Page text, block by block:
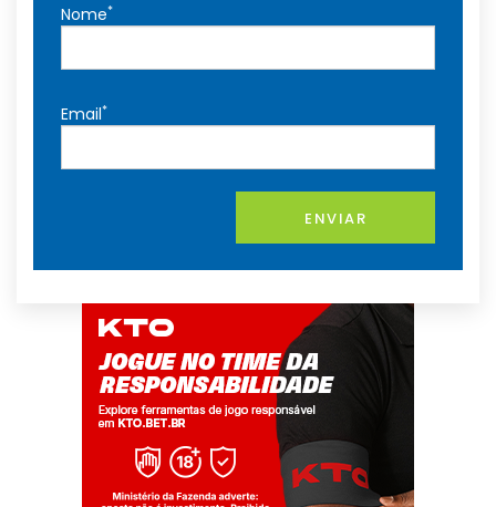
Nome*
Email*
ENVIAR